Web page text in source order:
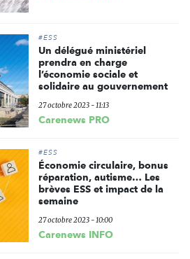
#ESS
Un délégué ministériel
prendra en charge
l’économie sociale et
solidaire au gouvernement
27 octobre 2023 - 11:13
Carenews PRO
#ESS
Économie circulaire, bonus
réparation, autisme… Les
brèves ESS et impact de la
semaine
27 octobre 2023 - 10:00
Carenews INFO